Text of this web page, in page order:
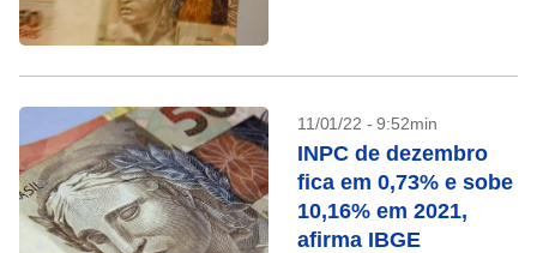
11/01/22 - 9:52min
INPC de dezembro
fica em 0,73% e sobe
10,16% em 2021,
afirma IBGE